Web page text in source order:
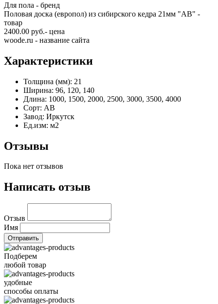
Для пола - бренд
Половая доска (европол) из сибирского кедра 21мм "AB" -
товар
2400.00 руб.- цена
woode.ru - название сайта
Характеристики
Толщина (мм): 21
Ширина: 96, 120, 140
Длина: 1000, 1500, 2000, 2500, 3000, 3500, 4000
Сорт: АВ
Завод: Иркутск
Ед.изм: м2
Отзывы
Пока нет отзывов
Написать отзыв
Отзыв
Имя
Подберем
любой товар
удобные
способы оплаты